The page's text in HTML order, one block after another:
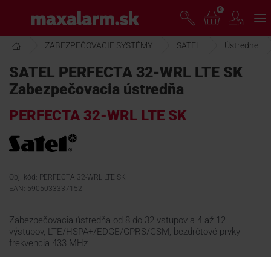
hlavnému
obsahu
www.maxalarm.sk
AKCIA MESIACA
PRODUKTY
SPOLOČNOSŤ
ŠKOLENIE
0
ZABEZPEČOVACIE SYSTÉMY SATEL Ústredne
SATEL PERFECTA 32-WRL LTE SK
Zabezpečovacia ústredňa
PERFECTA 32-WRL LTE SK
Obj. kód: PERFECTA 32-WRL LTE SK
EAN: 5905033337152
Zabezpečovacia ústredňa od 8 do 32 vstupov a 4 až 12
výstupov, LTE/HSPA+/EDGE/GPRS/GSM, bezdrôtové prvky -
frekvencia 433 MHz